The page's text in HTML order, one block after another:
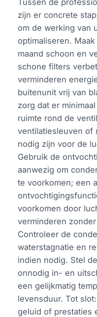
zijn er concrete
om de werking van
optimaliseren.
maand schoon en
schone filters
verminderen
buitenunit vrij van
zorg dat er
ruimte rond de
ventilatiesleuven of
nodig zijn voor de
Gebruik de
aanwezig om
te voorkomen; een
voorkomen door
verminderen
Controleer de
waterstagnatie en
indien nodig. Stel
onnodig in- en
een gelijkmatig
levensduur. Tot
geluid of prestaties